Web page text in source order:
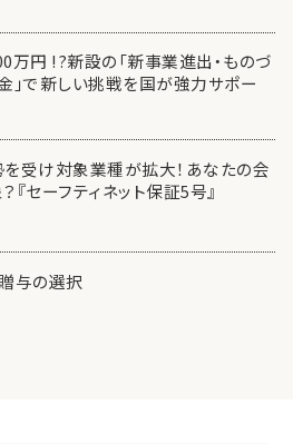
万円 !?新設の「新事業進出・ものづ
」で新しい挑戦を国が強力サポー
受け対象業種が拡大！あなたの会
『セーフティネット保証5号』
与の選択